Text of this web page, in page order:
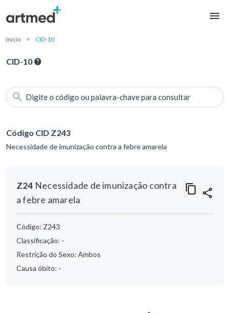
Início CID-10
CID-10
Digite o código ou palavra-chave para consultar
Código CID Z243
Necessidade de imunização contra a febre amarela
Z24 Necessidade de imunização contra
a febre amarela
Código: Z243
Classificação: -
Restrição do Sexo: Ambos
Causa óbito: -